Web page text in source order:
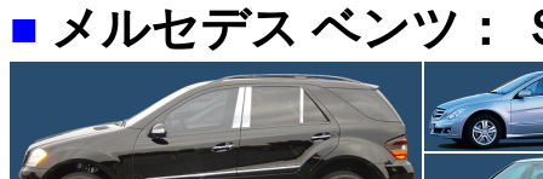
■ メルセデス ベンツ：